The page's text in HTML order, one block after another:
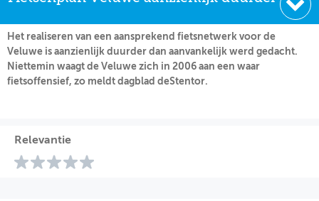
KENNISBANK
ADRESSENBOEK
OVER FIETSBERAAD
MIJN PROFIEL
Datum:
05-08-2005
Het realiseren van een aansprekend fietsnetwerk voor de
Veluwe is aanzienlijk duurder dan aanvankelijk werd gedacht.
Niettemin waagt de Veluwe zich in 2006 aan een waar
fietsoffensief, zo meldt dagblad deStentor.
Relevantie